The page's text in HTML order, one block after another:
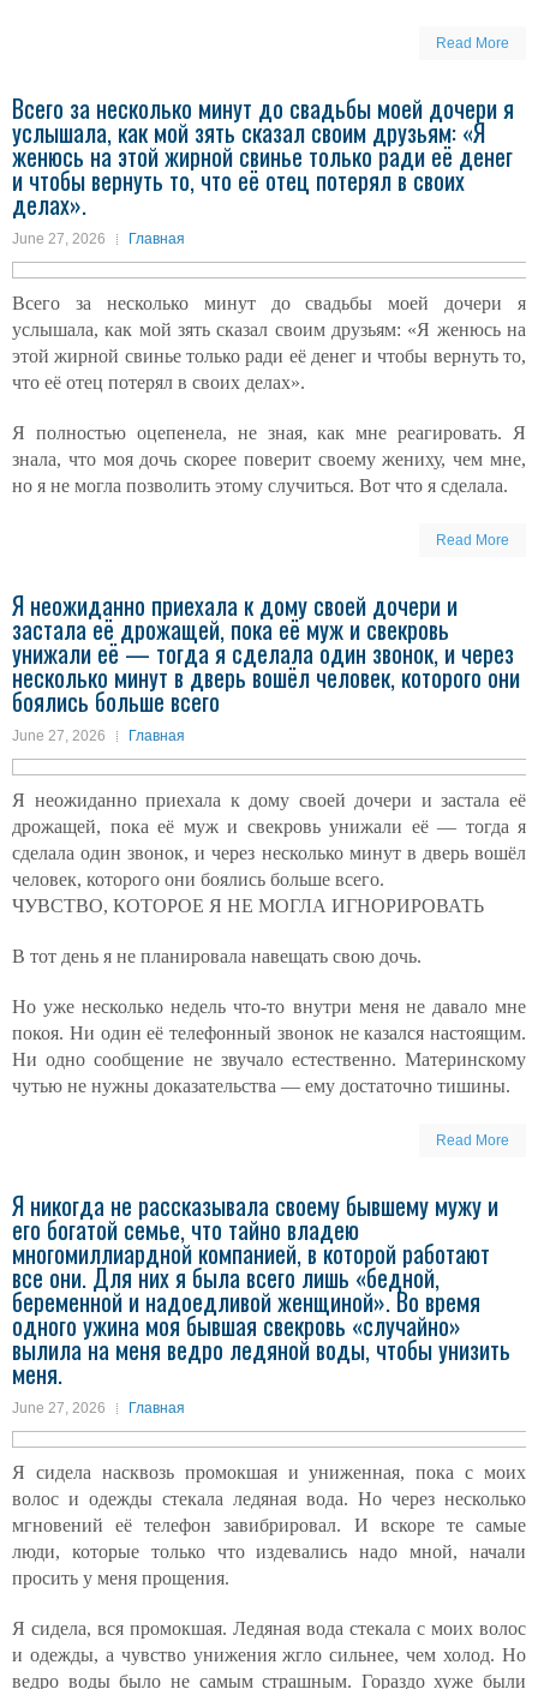
Read More
Всего за несколько минут до свадьбы моей дочери я
услышала, как мой зять сказал своим друзьям: «Я
женюсь на этой жирной свинье только ради её денег
и чтобы вернуть то, что её отец потерял в своих
делах».
June 27, 2026 Главная
Всего за несколько минут до свадьбы моей дочери я
услышала, как мой зять сказал своим друзьям: «Я женюсь на
этой жирной свинье только ради её денег и чтобы вернуть то,
что её отец потерял в своих делах».
Я полностью оцепенела, не зная, как мне реагировать. Я
знала, что моя дочь скорее поверит своему жениху, чем мне,
но я не могла позволить этому случиться. Вот что я сделала.
Read More
Я неожиданно приехала к дому своей дочери и
застала её дрожащей, пока её муж и свекровь
унижали её — тогда я сделала один звонок, и через
несколько минут в дверь вошёл человек, которого они
боялись больше всего
June 27, 2026 Главная
Я неожиданно приехала к дому своей дочери и застала её
дрожащей, пока её муж и свекровь унижали её — тогда я
сделала один звонок, и через несколько минут в дверь вошёл
человек, которого они боялись больше всего.
ЧУВСТВО, КОТОРОЕ Я НЕ МОГЛА ИГНОРИРОВАТЬ
В тот день я не планировала навещать свою дочь.
Но уже несколько недель что-то внутри меня не давало мне
покоя. Ни один её телефонный звонок не казался настоящим.
Ни одно сообщение не звучало естественно. Материнскому
чутью не нужны доказательства — ему достаточно тишины.
Read More
Я никогда не рассказывала своему бывшему мужу и
его богатой семье, что тайно владею
многомиллиардной компанией, в которой работают
все они. Для них я была всего лишь «бедной,
беременной и надоедливой женщиной». Во время
одного ужина моя бывшая свекровь «случайно»
вылила на меня ведро ледяной воды, чтобы унизить
меня.
June 27, 2026 Главная
Я сидела насквозь промокшая и униженная, пока с моих
волос и одежды стекала ледяная вода. Но через несколько
мгновений её телефон завибрировал. И вскоре те самые
люди, которые только что издевались надо мной, начали
просить у меня прощения.
Я сидела, вся промокшая. Ледяная вода стекала с моих волос
и одежды, а чувство унижения жгло сильнее, чем холод. Но
ведро воды было не самым страшным. Гораздо хуже были